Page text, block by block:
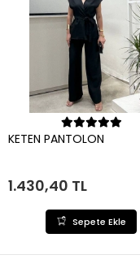
Sepete Ekle
KETEN PANTOLON
1.430,40 TL
Sepete Ekle